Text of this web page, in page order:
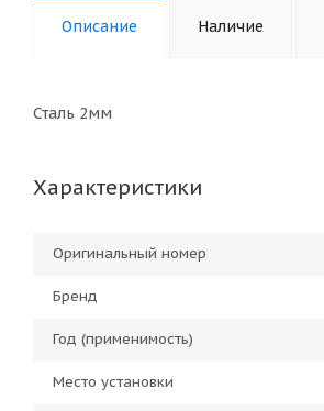
Описание Наличие
Сталь 2мм
Характеристики
Оригинальный номер
Бренд
Год (применимость)
Место установки